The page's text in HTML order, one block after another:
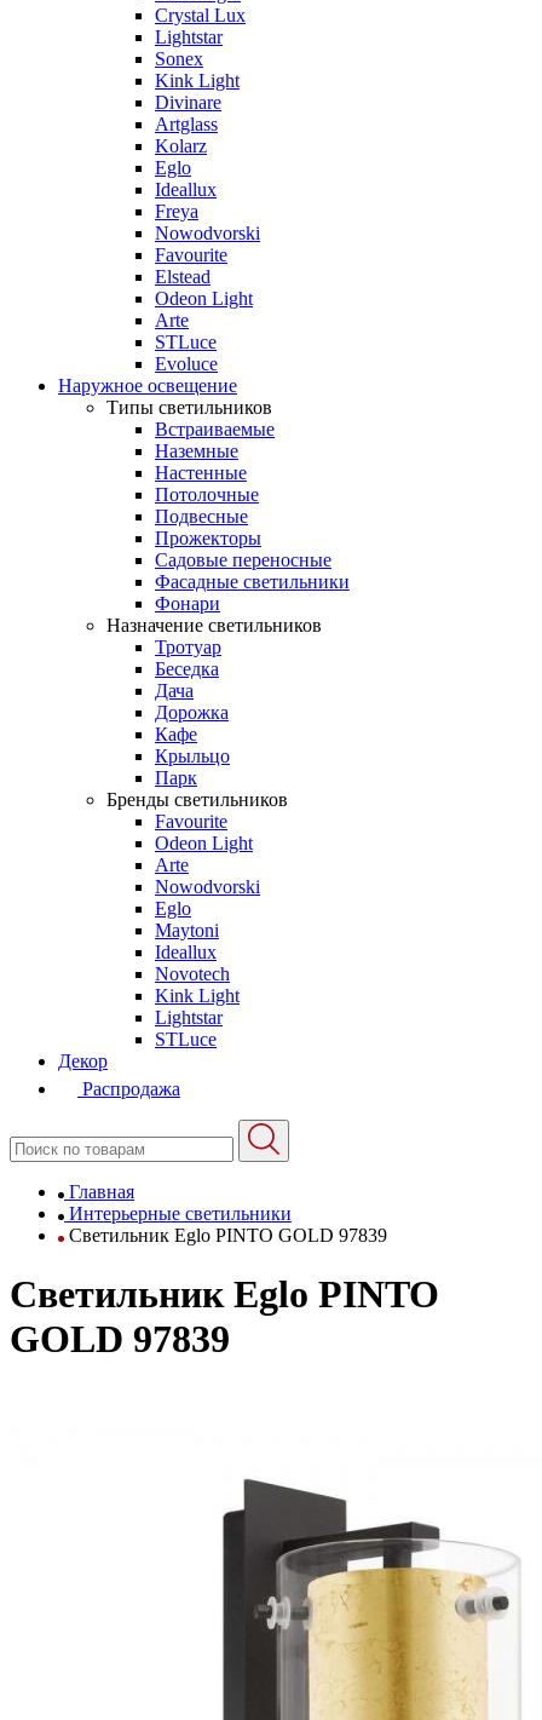
Crystal Lux
Lightstar
Sonex
Kink Light
Divinare
Artglass
Kolarz
Eglo
Ideallux
Freya
Nowodvorski
Favourite
Elstead
Odeon Light
Arte
STLuce
Evoluce
Наружное освещение
Типы светильников
Встраиваемые
Наземные
Настенные
Потолочные
Подвесные
Прожекторы
Садовые переносные
Фасадные светильники
Фонари
Назначение светильников
Тротуар
Беседка
Дача
Дорожка
Кафе
Крыльцо
Парк
Бренды светильников
Favourite
Odeon Light
Arte
Nowodvorski
Eglo
Maytoni
Ideallux
Novotech
Kink Light
Lightstar
STLuce
Декор
Распродажа
Главная
Интерьерные светильники
Светильник Eglo PINTO GOLD 97839
Светильник Eglo PINTO
GOLD 97839